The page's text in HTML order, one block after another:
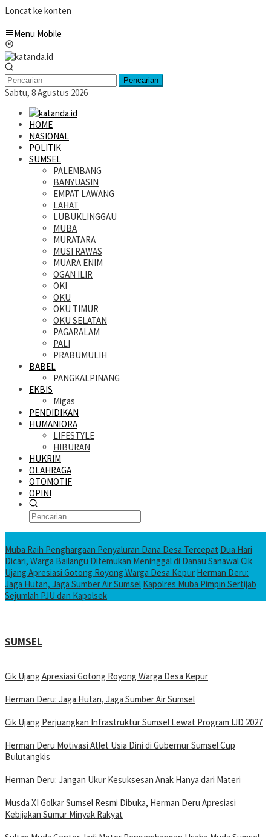
Loncat ke konten
Menu Mobile
Pencarian
Sabtu, 8 Agustus 2026
HOME
NASIONAL
POLITIK
SUMSEL
PALEMBANG
BANYUASIN
EMPAT LAWANG
LAHAT
LUBUKLINGGAU
MUBA
MURATARA
MUSI RAWAS
MUARA ENIM
OGAN ILIR
OKI
OKU
OKU TIMUR
OKU SELATAN
PAGARALAM
PALI
PRABUMULIH
BABEL
PANGKALPINANG
EKBIS
Migas
PENDIDIKAN
HUMANIORA
LIFESTYLE
HIBURAN
HUKRIM
OLAHRAGA
OTOMOTIF
OPINI
Muba Raih Penghargaan Penyaluran Dana Desa Tercepat Dua Hari
Dicari, Warga Bailangu Ditemukan Meninggal di Danau SanawalCik
Ujang Apresiasi Gotong Royong Warga Desa Kepur Herman Deru:
Jaga Hutan, Jaga Sumber Air Sumsel Kapolres Muba Pimpin Sertijab
Sejumlah PJU dan Kapolsek
SUMSEL
Cik Ujang Apresiasi Gotong Royong Warga Desa Kepur
Herman Deru: Jaga Hutan, Jaga Sumber Air Sumsel
Cik Ujang Perjuangkan Infrastruktur Sumsel Lewat Program IJD 2027
Herman Deru Motivasi Atlet Usia Dini di Gubernur Sumsel Cup
Bulutangkis
Herman Deru: Jangan Ukur Kesuksesan Anak Hanya dari Materi
Musda XI Golkar Sumsel Resmi Dibuka, Herman Deru Apresiasi
Kebijakan Sumur Minyak Rakyat